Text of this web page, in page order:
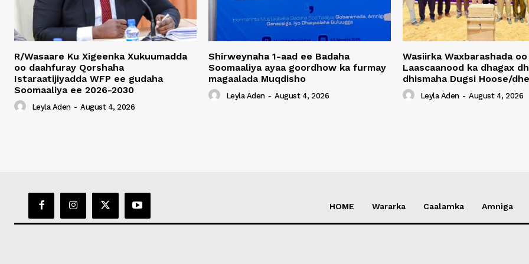
R/Wasaare Ku Xigeenka Xukuumadda
oo daahfuray Qorshaha
Istaraatijiyadda WFP ee gudaha
Soomaaliya ee 2026-2030
Leyla Aden - August 4, 2026
Shirweynaha 1-aad ee Badaha
Soomaaliya ayaa goordhow ka furmay
magaalada Muqdisho
Leyla Aden - August 4, 2026
Wasiirka Waxbarashada
Laascaanood ka dhagax
dhismaha Dugsi Hoose/
Leyla Aden - August 4, 2026
HOME Wararka Caalamka Amniga